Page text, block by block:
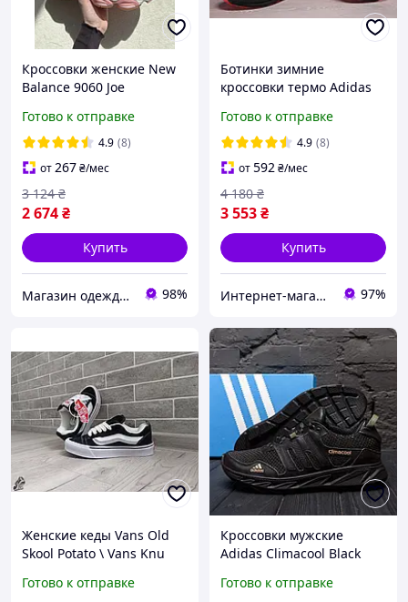
Кроссовки женские New
Balance 9060 Joe
Baby Shower Blue Нью
Баланс 9060 Джо Войс
женские замша
Готово к отправке
4.9 (8)
от267₴/мес
2 674₴
3 124 ₴
Купить
Магазин одежды обуви и топовых товаров 98%
Ботинки зимние
кроссовки термо Adidas
Готово к отправке
4.9 (8)
от592₴/мес
3 553₴
4 180 ₴
Купить
Интернет-магазин «Step Master» 97%
Женские кеды Vans Old
Skool Potato \ Vans Knu
Готово к отправке
Кроссовки мужские
Adidas Climaсool Black
Готово к отправке